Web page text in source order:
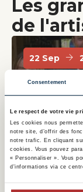
Consentement
Le respect de votre vie
Les cookies nous
notre site, d’offrir des
notre trafic. En cliquant
cookies. Vous pouvez
« Personnaliser ». Vous
d'informations via ce
Les
de
22 Sep
des
Événement